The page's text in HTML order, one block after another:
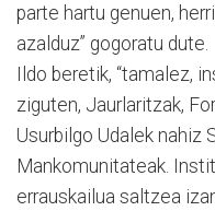
parte hartu genuen,
azalduz” gogoratu dute.
Ildo beretik, “tamalez,
ziguten, Jaurlaritzak,
Usurbilgo Udalek nahiz
Mankomunitateak.
errauskailua saltzea